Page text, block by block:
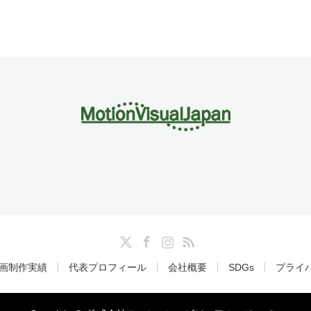
RSS
制作実績 代表プロフィール 会社概要 SDGs プライ